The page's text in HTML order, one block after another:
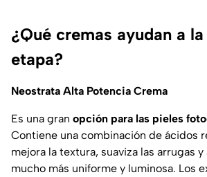
¿Qué cremas ayudan a
etapa?
Neostrata Alta Potencia Crema
Es una gran opción para las pieles
Contiene una combinación de ácidos
mejora la textura, suaviza las arrugas
mucho más uniforme y luminosa. Los